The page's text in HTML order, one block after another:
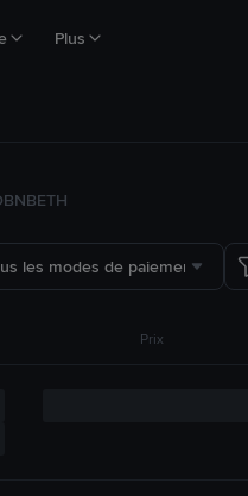
Plus
BNBETH
les modes de paiement
Prix